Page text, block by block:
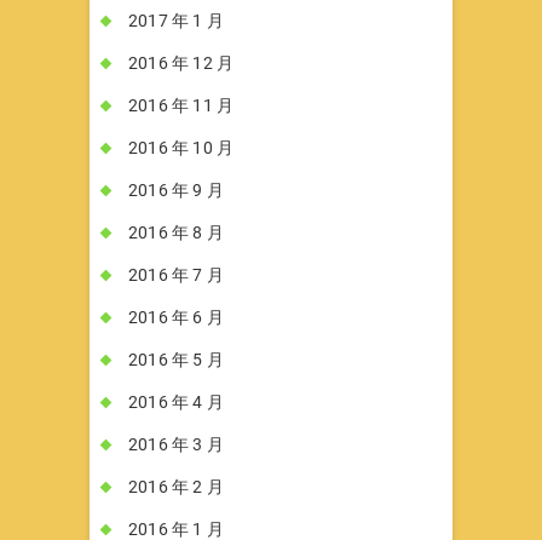
2017 年 1 月
2016 年 12 月
2016 年 11 月
2016 年 10 月
2016 年 9 月
2016 年 8 月
2016 年 7 月
2016 年 6 月
2016 年 5 月
2016 年 4 月
2016 年 3 月
2016 年 2 月
2016 年 1 月